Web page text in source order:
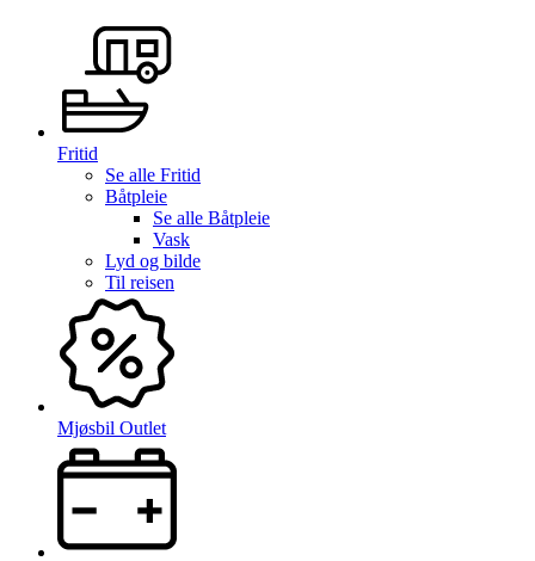
Fritid
Se alle Fritid
Båtpleie
Se alle Båtpleie
Vask
Lyd og bilde
Til reisen
Mjøsbil Outlet